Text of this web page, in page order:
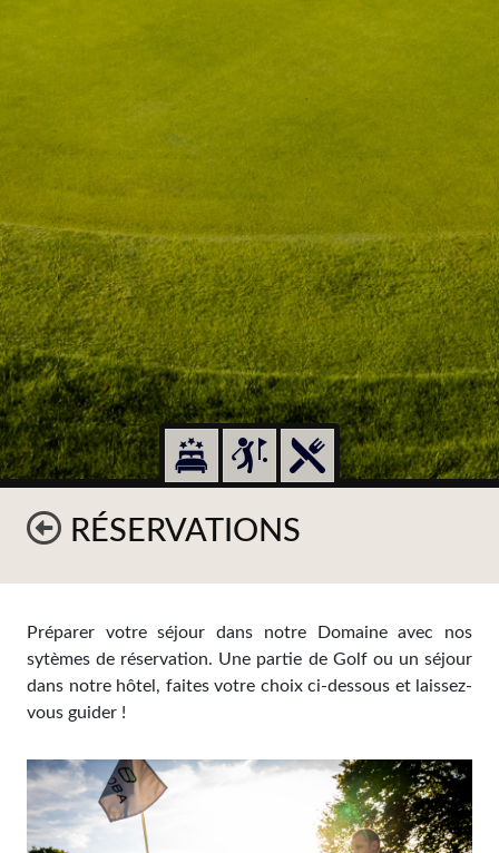
RÉSERVATIONS
Préparer votre séjour dans notre Domaine avec nos
sytèmes de réservation. Une partie de Golf ou un séjour
dans notre hôtel, faites votre choix ci-dessous et laissez-
vous guider !